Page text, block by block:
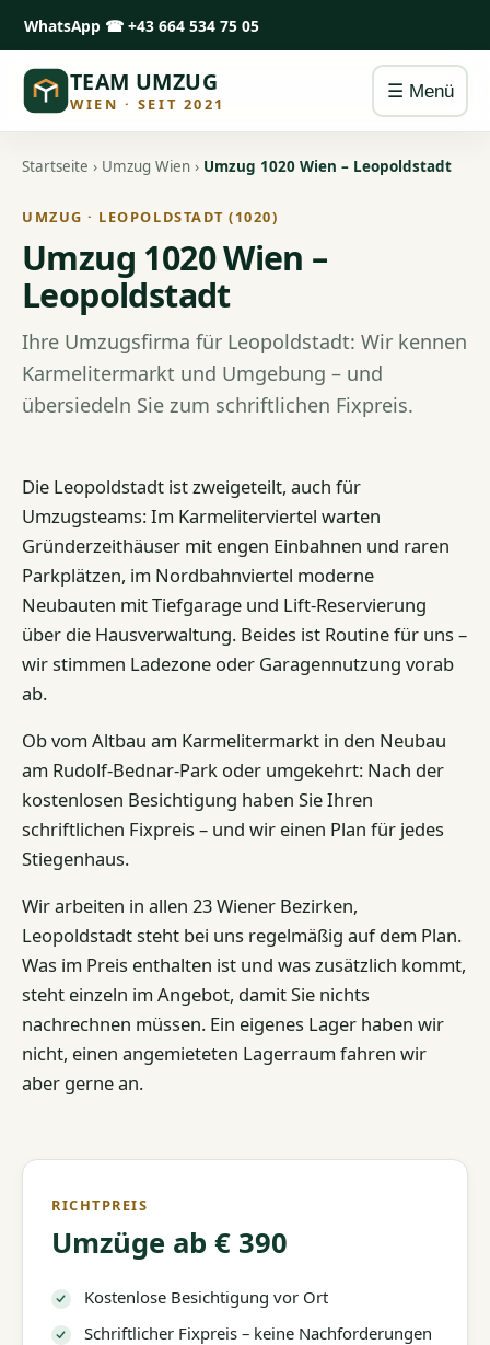
WhatsApp ☎ +43 664 534 75 05
TEAM UMZUG
WIEN · SEIT 2021
☰ Menü
Startseite › Umzug Wien › Umzug 1020 Wien – Leopoldstadt
UMZUG · LEOPOLDSTADT (1020)
Umzug 1020 Wien –
Leopoldstadt
Ihre Umzugsfirma für Leopoldstadt: Wir kennen
Karmelitermarkt und Umgebung – und
übersiedeln Sie zum schriftlichen Fixpreis.
Die Leopoldstadt ist zweigeteilt, auch für
Umzugsteams: Im Karmeliterviertel warten
Gründerzeithäuser mit engen Einbahnen und raren
Parkplätzen, im Nordbahnviertel moderne
Neubauten mit Tiefgarage und Lift-Reservierung
über die Hausverwaltung. Beides ist Routine für uns –
wir stimmen Ladezone oder Garagennutzung vorab
ab.
Ob vom Altbau am Karmelitermarkt in den Neubau
am Rudolf-Bednar-Park oder umgekehrt: Nach der
kostenlosen Besichtigung haben Sie Ihren
schriftlichen Fixpreis – und wir einen Plan für jedes
Stiegenhaus.
Wir arbeiten in allen 23 Wiener Bezirken,
Leopoldstadt steht bei uns regelmäßig auf dem Plan.
Was im Preis enthalten ist und was zusätzlich kommt,
steht einzeln im Angebot, damit Sie nichts
nachrechnen müssen. Ein eigenes Lager haben wir
nicht, einen angemieteten Lagerraum fahren wir
aber gerne an.
RICHTPREIS
Umzüge ab € 390
Kostenlose Besichtigung vor Ort
Schriftlicher Fixpreis – keine Nachforderungen